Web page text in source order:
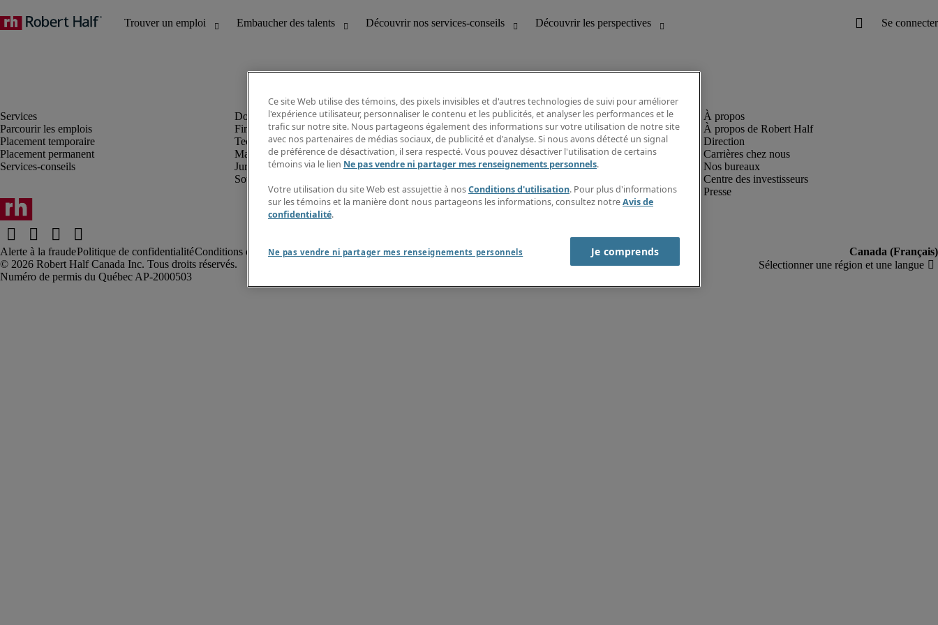
Parcourir les emplois
Placement temporaire
Placement permanent
Services-conseils
Finance et comptabilité
Technologie
Marketing et création
Juridique
Soutien administratif et à la clientèle
Découvrir les perspectives
Répertoire d’emplois
Guide salarial
Rapports de temps
Contactez-nous
À propos de Robert Half
Direction
Carrières chez nous
Nos bureaux
Centre des investisseurs
Presse
Alerte à la fraudePolitique de confidentialitéConditions d’utilisation Rapport sur l'esclavage moderne
Robert Half Canada Inc. Tous droits réservés.
Ce site Web utilise des témoins, des pixels invisibles et d'autres technologies de suivi pour améliorer
l'expérience utilisateur, personnaliser le contenu et les publicités, et analyser les performances et le
trafic sur notre site. Nous partageons également des informations sur votre utilisation de notre site
avec nos partenaires de médias sociaux, de publicité et d'analyse. Si nous avons détecté un signal
de préférence de désactivation, il sera respecté. Vous pouvez désactiver l'utilisation de certains
témoins via le lien Ne pas vendre ni partager mes renseignements personnels.
Votre utilisation du site Web est assujettie à nosConditions d'utilisation. Pour plus d'informations
sur les témoins et la manière dont nous partageons les informations, consultez notreAvis de
confidentialité.
Ne pas vendre ni partager mes renseignements personnels Je comprends